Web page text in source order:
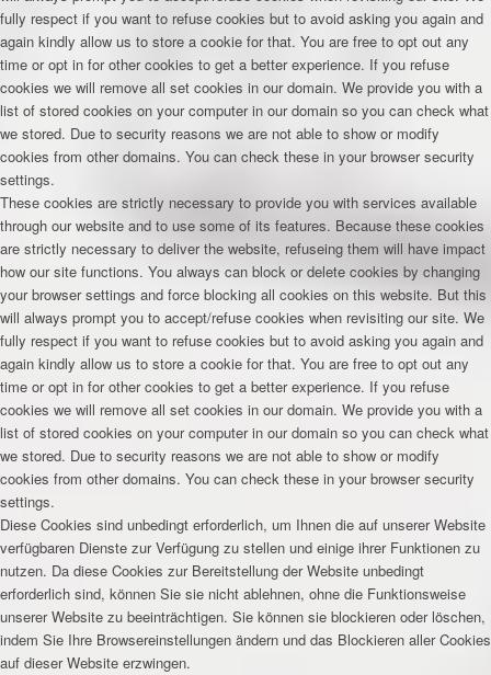
fully respect if you want to refuse cookies but to avoid asking you again and
again kindly allow us to store a cookie for that. You are free to opt out any
time or opt in for other cookies to get a better experience. If you refuse
cookies we will remove all set cookies in our domain. We provide you with a
list of stored cookies on your computer in our domain so you can check what
we stored. Due to security reasons we are not able to show or modify
cookies from other domains. You can check these in your browser security
settings.
These cookies are strictly necessary to provide you with services available
through our website and to use some of its features. Because these cookies
are strictly necessary to deliver the website, refuseing them will have impact
how our site functions. You always can block or delete cookies by changing
your browser settings and force blocking all cookies on this website. But this
will always prompt you to accept/refuse cookies when revisiting our site. We
fully respect if you want to refuse cookies but to avoid asking you again and
again kindly allow us to store a cookie for that. You are free to opt out any
time or opt in for other cookies to get a better experience. If you refuse
cookies we will remove all set cookies in our domain. We provide you with a
list of stored cookies on your computer in our domain so you can check what
we stored. Due to security reasons we are not able to show or modify
cookies from other domains. You can check these in your browser security
settings.
Diese Cookies sind unbedingt erforderlich, um Ihnen die auf unserer Website
verfügbaren Dienste zur Verfügung zu stellen und einige ihrer Funktionen zu
nutzen. Da diese Cookies zur Bereitstellung der Website unbedingt
erforderlich sind, können Sie sie nicht ablehnen, ohne die Funktionsweise
unserer Website zu beeinträchtigen. Sie können sie blockieren oder löschen,
indem Sie Ihre Browsereinstellungen ändern und das Blockieren aller Cookies
auf dieser Website erzwingen.